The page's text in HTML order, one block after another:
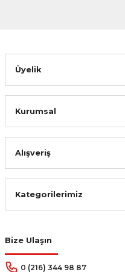
Cantaş Yayınları
%30
Bize Ulaşın
0 (216) 344 98 87
Üyelik
Kurumsal
Alışveriş
Kategorilerimiz